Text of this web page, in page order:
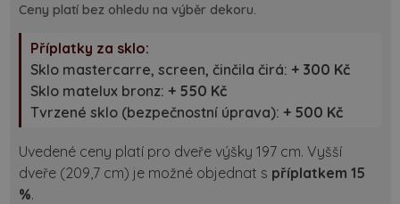
Ceny platí bez ohledu na výběr dekoru.
Příplatky za sklo:
Sklo mastercarre, screen, činčila čirá: + 300 Kč
Sklo matelux bronz: + 550 Kč
Tvrzené sklo (bezpečnostní úprava): + 500 Kč
Uvedené ceny platí pro dveře výšky 197 cm. Vyšší
dveře (209,7 cm) je možné objednat s příplatkem 15
%.